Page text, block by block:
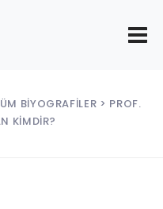
BIYOGRAFILER > PROF.
KIMDIR?